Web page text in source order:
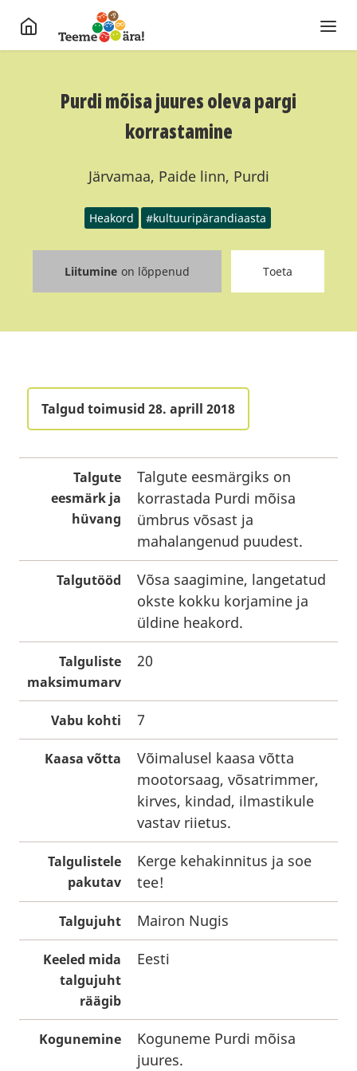
Purdi mõisa juures oleva pargi
korrastamine
Järvamaa, Paide linn, Purdi
Heakord #kultuuripärandiaasta
Liitumine on lõppenud Toeta
Talgud toimusid 28. aprill 2018
Talgute
eesmärk ja
hüvang
Talgute eesmärgiks on
korrastada Purdi mõisa
ümbrus võsast ja
mahalangenud puudest.
Talgutööd
Võsa saagimine, langetatud
okste kokku korjamine ja
üldine heakord.
Talguliste
maksimumarv
20
Vabu kohti 7
Kaasa võtta
Võimalusel kaasa võtta
mootorsaag, võsatrimmer,
kirves, kindad, ilmastikule
vastav riietus.
Talgulistele
pakutav
Kerge kehakinnitus ja soe
tee!
Talgujuht Mairon Nugis
Keeled mida
talgujuht
räägib
Eesti
Kogunemine
Koguneme Purdi mõisa
juures.